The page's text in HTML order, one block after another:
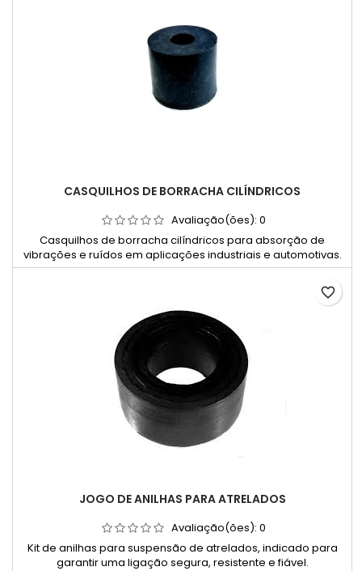
CASQUILHOS DE BORRACHA CILÍNDRICOS
Avaliação(ões): 0
Casquilhos de borracha cilíndricos para absorção de
vibrações e ruídos em aplicações industriais e automotivas.
JOGO DE ANILHAS PARA ATRELADOS
Avaliação(ões): 0
Kit de anilhas para suspensão de atrelados, indicado para
garantir uma ligação segura, resistente e fiável.
favorite_border